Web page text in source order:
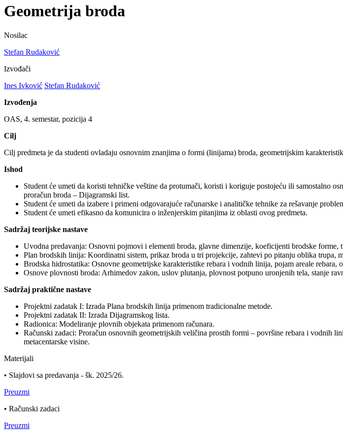
Geometrija broda
Nosilac
Stefan Rudaković
Izvođači
Ines Ivković Stefan Rudaković
Izvođenja
OAS, 4. semestar, pozicija 4
Cilj
Cilj predmeta je da studenti ovladaju osnovnim znanjima o formi (linijama) broda, geometrijskim
Ishod
Student će umeti da koristi tehničke veštine da protumači, koristi i koriguje postojeću ili samostalno
proračun broda – Dijagramski list.
Student će umeti da izabere i primeni odgovarajuće računarske i analitičke tehnike za rešavanje
Student će umeti efikasno da komunicira o inženjerskim pitanjima iz oblasti ovog predmeta.
Sadržaj teorijske nastave
Uvodna predavanja: Osnovni pojmovi i elementi broda, glavne dimenzije, koeficijenti brodske
Plan brodskih linija: Koordinatni sistem, prikaz broda u tri projekcije, zahtevi po pitanju oblika
Brodska hidrostatika: Osnovne geometrijske karakteristike rebara i vodnih linija, pojam areale rebara,
Osnove plovnosti broda: Arhimedov zakon, uslov plutanja, plovnost potpuno uronjenih tela, stanje
Sadržaj praktične nastave
Projektni zadatak I: Izrada Plana brodskih linija primenom tradicionalne metode.
Projektni zadatak II: Izrada Dijagramskog lista.
Radionica: Modeliranje plovnih objekata primenom računara.
Računski zadaci: Proračun osnovnih geometrijskih veličina prostih formi – površine rebara i vodnih
metacentarske visine.
Materijali
• Slajdovi sa predavanja - šk. 2025/26.
Preuzmi
• Računski zadaci
Preuzmi